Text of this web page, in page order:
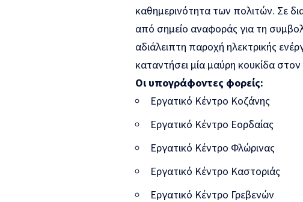
καθημερινότητα των πολιτών. Σε
από σημείο αναφοράς για τη
αδιάλειπτη παροχή ηλεκτρικής
καταντήσει μία μαύρη κουκίδα
Οι υπογράφοντες φορείς:
Εργατικό Κέντρο Κοζάνης
Εργατικό Κέντρο Εορδαίας
Εργατικό Κέντρο Φλώρινας
Εργατικό Κέντρο Καστοριάς
Εργατικό Κέντρο Γρεβενών